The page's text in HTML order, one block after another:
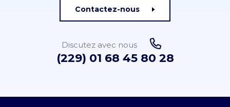
Contactez-nous
Discutez avec nous
(229) 01 68 45 80 28